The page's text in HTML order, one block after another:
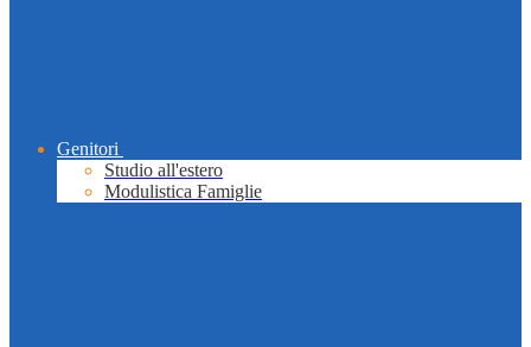
Genitori
Studio all'estero
Modulistica Famiglie